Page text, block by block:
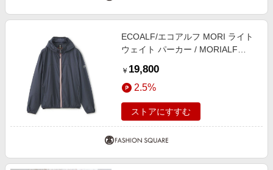
ECOALF/エコアルフ MORI ライト
ウェイト パーカー / MORIALF
￥ 19,800
2.5%
ストアにすすむ